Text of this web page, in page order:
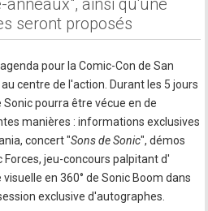
ainsi qu'une
seront proposés
pour la Comic-Con de San
centre de l'action. Durant les 5 jours
pourra être vécue en de
manières : informations exclusives
concert "Sons de Sonic", démos
Forces, jeu-concours palpitant d'
visuelle en 360° de Sonic Boom dans
exclusive d'autographes.